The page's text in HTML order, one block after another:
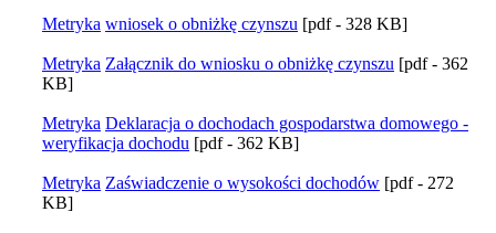
Metryka wniosek o obniżkę czynszu [pdf - 328 KB]
Metryka Załącznik do wniosku o obniżkę czynszu [pdf - 362
KB]
Metryka Deklaracja o dochodach gospodarstwa domowego -
weryfikacja dochodu [pdf - 362 KB]
Metryka Zaświadczenie o wysokości dochodów [pdf - 272
KB]